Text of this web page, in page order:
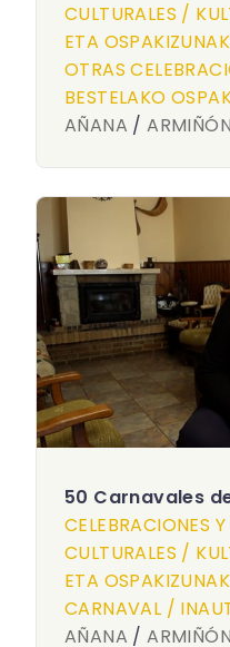
CULTURALES /
ETA OSPAKIZUNAK
OTRAS
BESTELAKO
AÑANA /ARMIÑÓN
50 Carnavales
CELEBRACIONES
CULTURALES /
ETA OSPAKIZUNAK
CARNAVAL /
AÑANA /ARMIÑÓN